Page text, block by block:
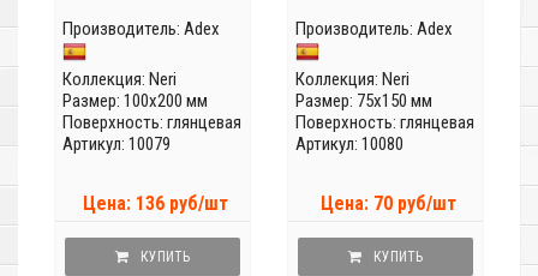
Производитель: Adex
Коллекция: Neri
Размер: 100x200 мм
Поверхность: глянцевая
Артикул: 10079
Цена: 136 руб/шт
КУПИТЬ
Производитель: Adex
Коллекция: Neri
Размер: 75x150 мм
Поверхность: глянцевая
Артикул: 10080
Цена: 70 руб/шт
КУПИТЬ